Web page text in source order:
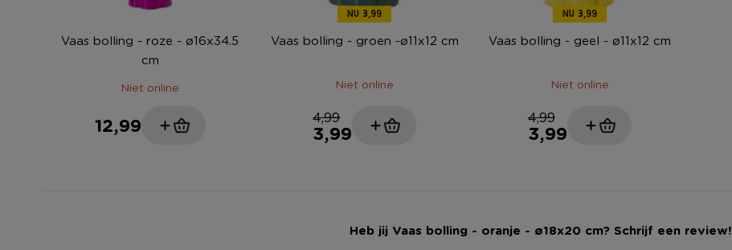
Vaas bolling - roze - ø16x34.5
cm
Niet online
12,99
NU 3,99
Vaas bolling - groen -ø11x12 cm
Niet online
4,99
3,99
NU 3,99
Vaas bolling - geel - ø11x12 cm
Niet online
4,99
3,99
Heb jij Vaas bolling - oranje - ø18x20 cm? Schrijf een review!